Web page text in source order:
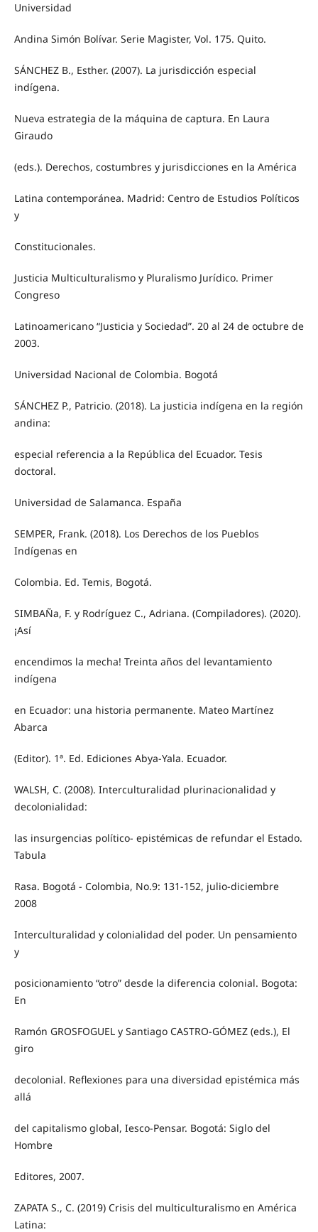
Universidad
Andina Simón Bolívar. Serie Magister, Vol. 175. Quito.
SÁNCHEZ B., Esther. (2007). La jurisdicción especial
indígena.
Nueva estrategia de la máquina de captura. En Laura
Giraudo
(eds.). Derechos, costumbres y jurisdicciones en la América
Latina contemporánea. Madrid: Centro de Estudios Políticos
y
Constitucionales.
Justicia Multiculturalismo y Pluralismo Jurídico. Primer
Congreso
Latinoamericano “Justicia y Sociedad”. 20 al 24 de octubre de
2003.
Universidad Nacional de Colombia. Bogotá
SÁNCHEZ P., Patricio. (2018). La justicia indígena en la región
andina:
especial referencia a la República del Ecuador. Tesis
doctoral.
Universidad de Salamanca. España
SEMPER, Frank. (2018). Los Derechos de los Pueblos
Indígenas en
Colombia. Ed. Temis, Bogotá.
SIMBAÑa, F. y Rodríguez C., Adriana. (Compiladores). (2020).
¡Así
encendimos la mecha! Treinta años del levantamiento
indígena
en Ecuador: una historia permanente. Mateo Martínez
Abarca
(Editor). 1ª. Ed. Ediciones Abya-Yala. Ecuador.
WALSH, C. (2008). Interculturalidad plurinacionalidad y
decolonialidad:
las insurgencias político- epistémicas de refundar el Estado.
Tabula
Rasa. Bogotá - Colombia, No.9: 131-152, julio-diciembre
2008
Interculturalidad y colonialidad del poder. Un pensamiento
y
posicionamiento “otro” desde la diferencia colonial. Bogota:
En
Ramón GROSFOGUEL y Santiago CASTRO-GÓMEZ (eds.), El
giro
decolonial. Reflexiones para una diversidad epistémica más
allá
del capitalismo global, Iesco-Pensar. Bogotá: Siglo del
Hombre
Editores, 2007.
ZAPATA S., C. (2019) Crisis del multiculturalismo en América
Latina: